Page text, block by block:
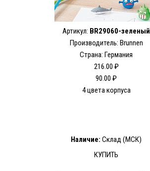
Артикул: BR29060-зеленый
Производитель: Brunnen
Страна: Германия
216.00 ₽
90.00 ₽
4 цвета корпуса
Наличие: Склад (МСК)
КУПИТЬ